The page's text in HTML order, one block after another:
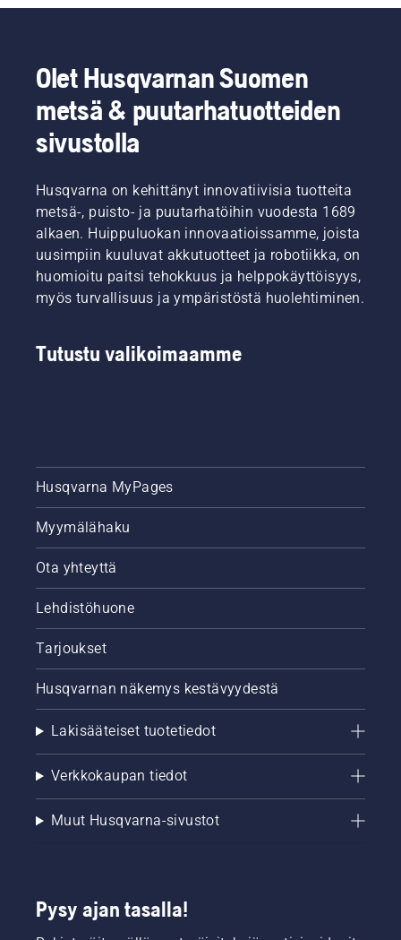
Olet Husqvarnan Suomen
metsä & puutarhatuotteiden
sivustolla
Husqvarna on kehittänyt innovatiivisia tuotteita
metsä-, puisto- ja puutarhatöihin vuodesta 1689
alkaen. Huippuluokan innovaatioissamme, joista
uusimpiin kuuluvat akkutuotteet ja robotiikka, on
huomioitu paitsi tehokkuus ja helppokäyttöisyys,
myös turvallisuus ja ympäristöstä huolehtiminen.
Tutustu valikoimaamme
Husqvarna MyPages
Myymälähaku
Ota yhteyttä
Lehdistöhuone
Tarjoukset
Husqvarnan näkemys kestävyydestä
Lakisääteiset tuotetiedot
Verkkokaupan tiedot
Muut Husqvarna-sivustot
Pysy ajan tasalla!